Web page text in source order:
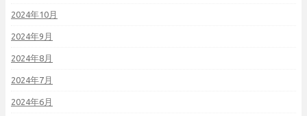
2024年10月
2024年9月
2024年8月
2024年7月
2024年6月